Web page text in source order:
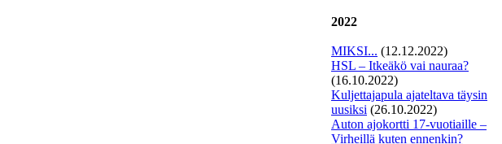
2022
MIKSI... (12.12.2022)
HSL – Itkeäkö vai nauraa?
(16.10.2022)
Kuljettajapula ajateltava täysin
uusiksi (26.10.2022)
Auton ajokortti 17-vuotiaille –
Virheillä kuten ennenkin?